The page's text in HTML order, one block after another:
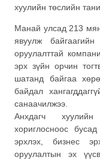
хуулийн төслийн
Манай улсад 213
явуулж
оруулалттай
эрх зүйн орчин
шатанд байгаа
байдал
санаачилжээ.
Анхдагч
хориглосноос
эрхлэх, бизнес
оруулалтын эх